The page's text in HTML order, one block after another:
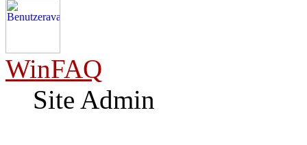
WinFAQ
Site Admin